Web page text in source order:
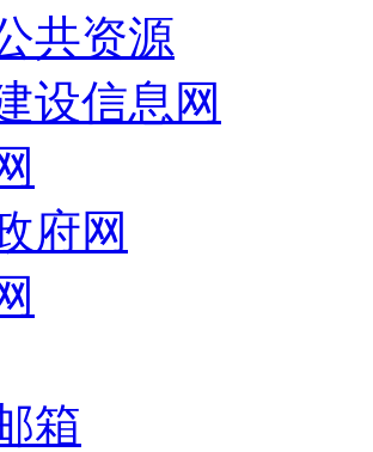
共资源
设信息网
府网
箱